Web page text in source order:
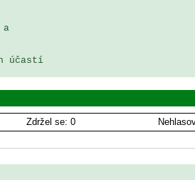
a
účastí
Zdržel se: 0